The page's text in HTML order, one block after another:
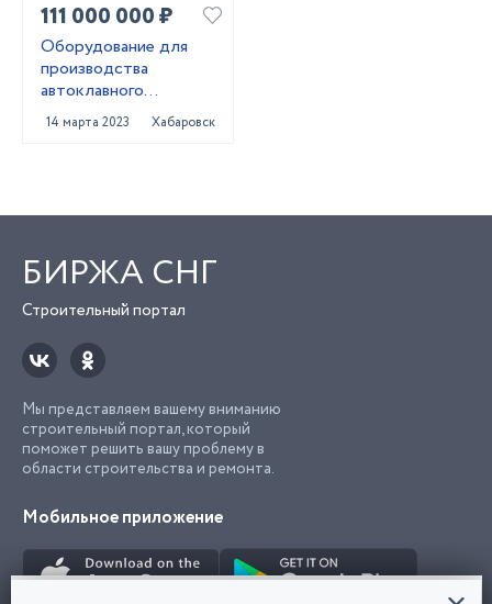
111 000 000 ₽
Оборудование для
производства
автоклавного
газобетона
14 марта 2023 Хабаровск
БИРЖА СНГ
Строительный портал
Мы представляем вашему вниманию
строительный портал, который
поможет решить вашу проблему в
области строительства и ремонта.
Мобильное приложение